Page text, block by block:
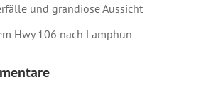
und grandiose Aussicht
Hwy 106 nach Lamphun